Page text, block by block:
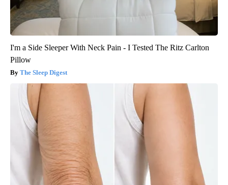
I'm a Side Sleeper With Neck Pain - I Tested The Ritz Carlton
Pillow
The Sleep Digest